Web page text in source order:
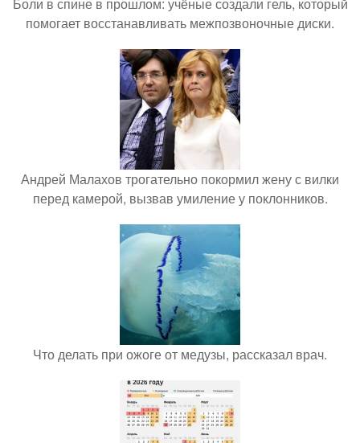
Боли в спине в прошлом: учёные создали гель, который
помогает восстанавливать межпозвоночные диски.
Андрей Малахов трогательно покормил жену с вилки
перед камерой, вызвав умиление у поклонников.
Что делать при ожоге от медузы, рассказал врач.